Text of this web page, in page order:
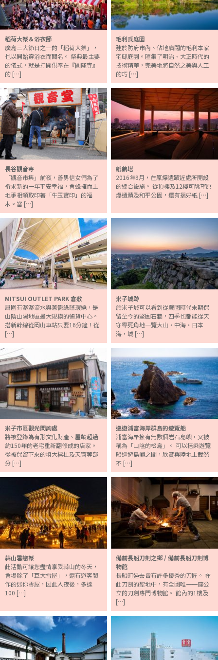
稻荷大祭＆浴衣節
廣島三大節日之一的「稻荷大祭」，
也以開始穿浴衣而聞名。 祭典最主要
的儀式，就是打開供奉在『圓隆寺』
的 […]
毛利氏庭園
建於防府市內、佔地廣闊的毛利本家
宅邸庭園。匯集了明治、大正時代的
技術精華，完美地將自然之美與人工
的巧 […]
長谷觀音寺
「觀音市集」前夜，善男信女們為了
祈求新的一年平安幸福，會蜂擁而上
地爭相領取印著「牛玉寶印」的福
木。當 […]
紙鶴塔
2016年9月，在原爆遺蹟近處所開設
的綜合設施。 從頂樓及12樓可眺望原
爆遺蹟及和平公園，還有摺好紙 […]
MITSUI OUTLET PARK 倉敷
周圍有潺潺流水與蔥鬱綠蔭環繞，是
山陰山陽地區最大規模的暢貨中心。
搭新幹線從岡山車站只要16分鐘！從
[…]
米子城跡
於米子城可以看到從戰國時代末期保
留至今的堅固石牆，四季也都能從天
守零死角地一覽大山・中海・日本
海・城 […]
米子市區觀光問詢處
將被登錄為有形文化財產、屋齡超過
約150年的老宅重新翻修成的店家。
從被保留下來的粗大樑柱及天窗等部
分 […]
巡遊浦富海岸群島的遊覽船
浦富海岸擁有無數個岩石島嶼，又被
稱為「山陰的松島」。 可以搭乘遊覽
船巡遊島嶼之間，欣賞與陸地上截然
不 […]
蒜山雪戀祭
此活動可讓您盡情享受蒜山的冬天，
會場除了「巨大雪屋」，還有遊客製
作的迷你雪屋，因此入夜後，多達
100 […]
備前長船刀劍之鄉 / 備前長船刀劍博
物館
長船町過去曾有許多優秀的刀匠。 在
此刀劍的聖地中，有全國唯一一座公
立的刀劍專門博物館。 館內的1樓及
[…]